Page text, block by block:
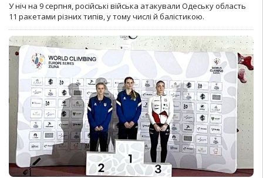
У ніч на 9 серпня, російські війська атакували Одеську область
11 ракетами різних типів, у тому числі й балістикою.